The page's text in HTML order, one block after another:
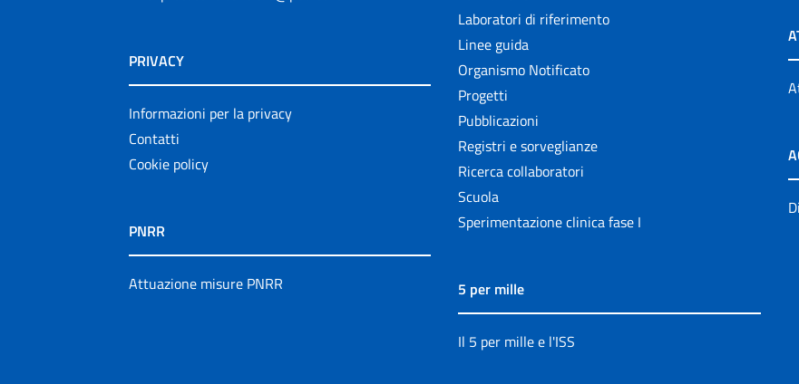
PRIVACY
Informazioni per la privacy
Contatti
Cookie policy
PNRR
Attuazione misure PNRR
Laboratori di riferimento
Linee guida
Organismo Notificato
Progetti
Pubblicazioni
Registri e sorveglianze
Ricerca collaboratori
Scuola
Sperimentazione clinica fase I
5 per mille
Il 5 per mille e l'ISS